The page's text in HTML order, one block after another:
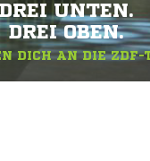
UNTEN.
DREI OBEN.
DICH AN DIE ZDF-